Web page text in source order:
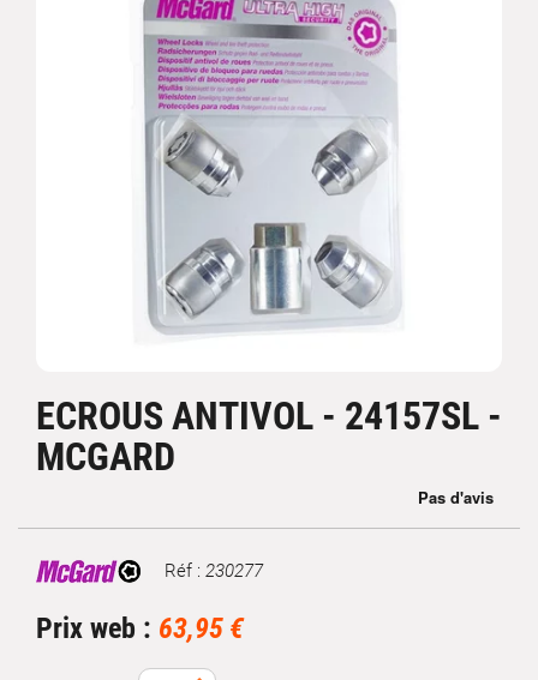
ECROUS ANTIVOL - 24157SL -
MCGARD
Marque Réf : 230277
Prix web : 63,95 €